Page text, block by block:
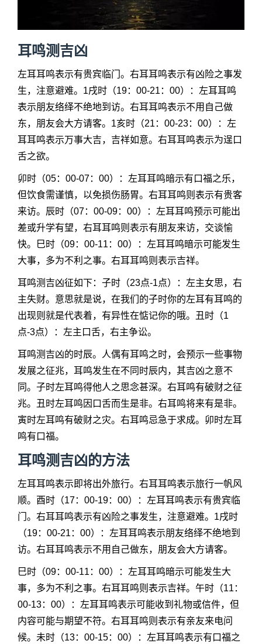
耳鸣测吉凶
左耳耳鸣表示有贵宾临门。右耳耳鸣表示有凶险之事发
生，注意避难。1戌时（19：00-21：00）：左耳耳鸣
表示朋友络绎不绝地到访。右耳耳鸣表示不用自己做
东，朋友会大方请客。1亥时（21：00-23：00）：左
耳耳鸣表示万事大吉，吉祥如意。右耳耳鸣表示为逞口
舌之欲。
卯时（05：00-07：00）：左耳耳鸣暗示有口福之乐，
但饮食需谨慎，以免损伤肠胃。右耳耳鸣则表示有贵客
来访。辰时（07：00-09：00）：左耳耳鸣预示可能出
差或升学有望，右耳耳鸣则表示有朋友来访，交谈愉
快。巳时（09：00-11：00）：左耳耳鸣暗示可能发生
大事，多为不利之事。右耳耳鸣则表示吉祥。
耳鸣测吉凶征如下：子时（23点-1点）：左主女思，右
主失财。意思就是说，在我们的子时你的左耳有耳鸣的
出现则就是代表着，有异性在惦记你的哦。丑时（1
点-3点）：左主口舌，右主争讼。
耳鸣测吉凶的时辰。人偶有耳鸣之时，会预示一些事物
发展之征兆，耳鸣发生在不同时辰内，其吉凶之意不
同。子时左耳鸣得他人之思念甚深。右耳鸣有破财之征
兆。丑时左耳鸣因口舌而生是非。右耳鸣将来有是非。
寅时左耳鸣有破财之灾。右耳鸣忌急于求成。卯时左耳
鸣有口福。
耳鸣测吉凶的方法
左耳耳鸣表示即将出外旅行。右耳耳鸣表示旅行一帆风
顺。酉时（17：00-19：00）：左耳耳鸣表示有贵宾临
门。右耳耳鸣表示有凶险之事发生，注意避难。1戌时
（19：00-21：00）：左耳耳鸣表示朋友络绎不绝地到
访。右耳耳鸣表示不用自己做东，朋友会大方请客。
巳时（09：00-11：00）：左耳耳鸣暗示可能发生大
事，多为不利之事。右耳耳鸣则表示吉祥。午时（11：
00-13：00）：左耳耳鸣表示可能收到礼物或信件，但
内容可能与期望不符。右耳耳鸣则表示有亲友来电问
候。未时（13：00-15：00）：左耳耳鸣表示有口福之